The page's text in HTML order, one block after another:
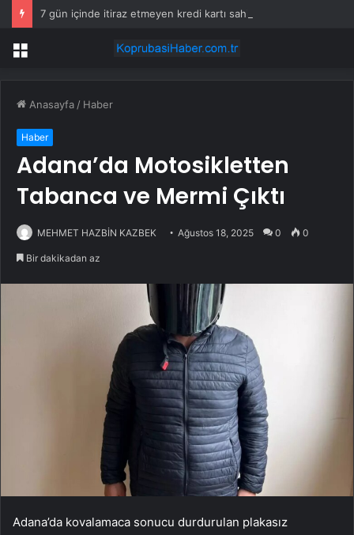
Menü
Anasayfa / Haber
Haber
Adana’da Motosikletten
Tabanca ve Mermi Çıktı
MEHMET HAZBİN KAZBEK Ağustos 18, 2025 0 0
Bir dakikadan az
Adana’da kovalamaca sonucu durdurulan plakasız